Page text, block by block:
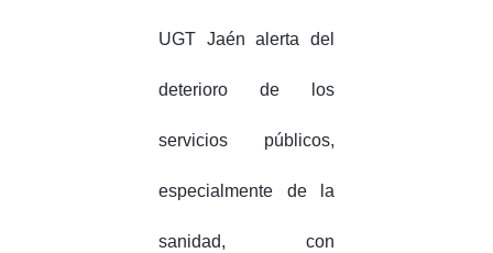
UGT Jaén alerta del
deterioro de los
servicios públicos,
especialmente de la
sanidad, con